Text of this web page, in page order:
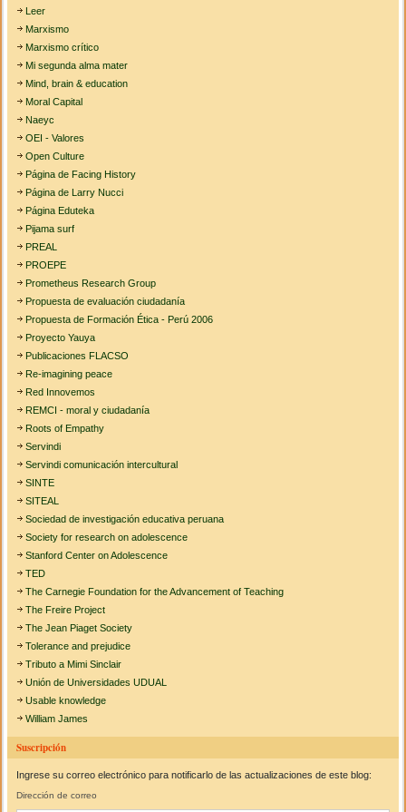
Leer
Marxismo
Marxismo crítico
Mi segunda alma mater
Mind, brain & education
Moral Capital
Naeyc
OEI - Valores
Open Culture
Página de Facing History
Página de Larry Nucci
Página Eduteka
Pijama surf
PREAL
PROEPE
Prometheus Research Group
Propuesta de evaluación ciudadanía
Propuesta de Formación Ética - Perú 2006
Proyecto Yauya
Publicaciones FLACSO
Re-imagining peace
Red Innovemos
REMCI - moral y ciudadanía
Roots of Empathy
Servindi
Servindi comunicación intercultural
SINTE
SITEAL
Sociedad de investigación educativa peruana
Society for research on adolescence
Stanford Center on Adolescence
TED
The Carnegie Foundation for the Advancement of Teaching
The Freire Project
The Jean Piaget Society
Tolerance and prejudice
Tributo a Mimi Sinclair
Unión de Universidades UDUAL
Usable knowledge
William James
Suscripción
Ingrese su correo electrónico para notificarlo de las actualizaciones de este blog:
Dirección de correo